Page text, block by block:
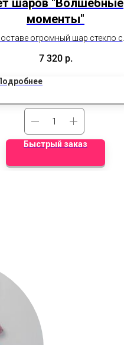
шаров "Волшебные
моменты"
огромный шар стекло с
сет из 10 шаров (2 сердца, 3
5 шаров с эффектом стекла)
7 320 р.
Быстрый заказ